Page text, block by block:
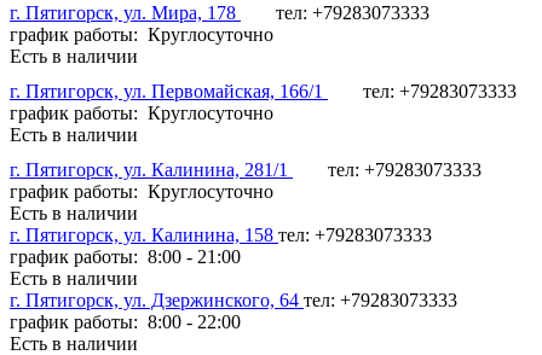
г. Пятигорск, ул. Мира, 178
тел: +79283073333
график работы: Круглосуточно
Есть в наличии
г. Пятигорск, ул. Первомайская, 166/1
тел: +79283073333
график работы: Круглосуточно
Есть в наличии
г. Пятигорск, ул. Калинина, 281/1
тел: +79283073333
график работы: Круглосуточно
Есть в наличии
г. Пятигорск, ул. Калинина, 158 тел: +79283073333
график работы: 8:00 - 21:00
Есть в наличии
г. Пятигорск, ул. Дзержинского, 64 тел: +79283073333
график работы: 8:00 - 22:00
Есть в наличии